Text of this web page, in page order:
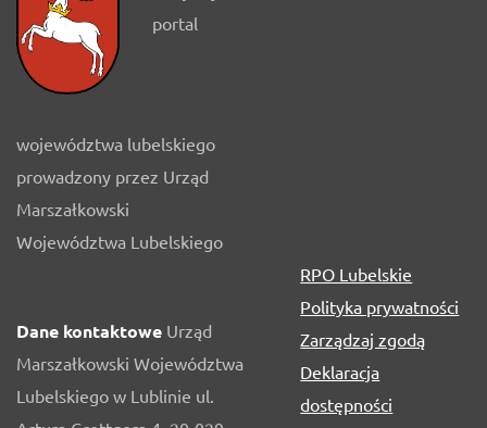
portal
województwa lubelskiego
prowadzony przez Urząd
Marszałkowski
Województwa Lubelskiego
Dane kontaktowe Urząd
Marszałkowski Województwa
Lubelskiego w Lublinie ul.
RPO Lubelskie
Polityka prywatności
Zarządzaj zgodą
Deklaracja
dostępności